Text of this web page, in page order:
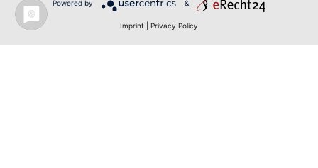
Powered by &
Imprint Privacy Policy